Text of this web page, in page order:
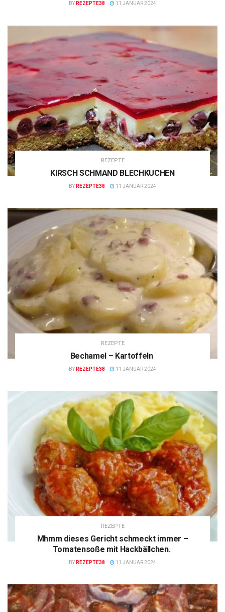
BY REZEPTE38 11 JANUAR 2024
REZEPTE
KIRSCH SCHMAND BLECHKUCHEN
BY REZEPTE38 11 JANUAR 2024
REZEPTE
Bechamel – Kartoffeln
BY REZEPTE38 11 JANUAR 2024
REZEPTE
Mhmm dieses Gericht schmeckt immer –
Tomatensoße mit Hackbällchen.
BY REZEPTE38 11 JANUAR 2024